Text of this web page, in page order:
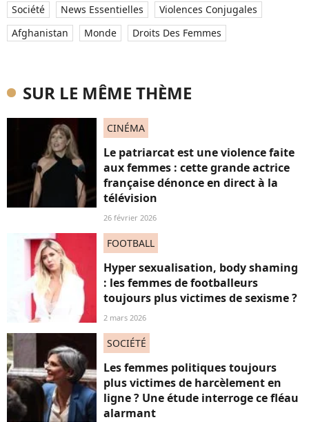
Société News Essentielles
Violences Conjugales
Afghanistan
Monde Droits Des Femmes
SUR LE MÊME THÈME
CINÉMA
Le patriarcat est une violence faite
aux femmes : cette grande actrice
française dénonce en direct à la
télévision
26 février 2026
FOOTBALL
Hyper sexualisation, body shaming
: les femmes de footballeurs
toujours plus victimes de sexisme ?
2 mars 2026
SOCIÉTÉ
Les femmes politiques toujours
plus victimes de harcèlement en
ligne ? Une étude interroge ce fléau
alarmant